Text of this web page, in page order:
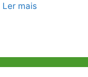
Ler mais